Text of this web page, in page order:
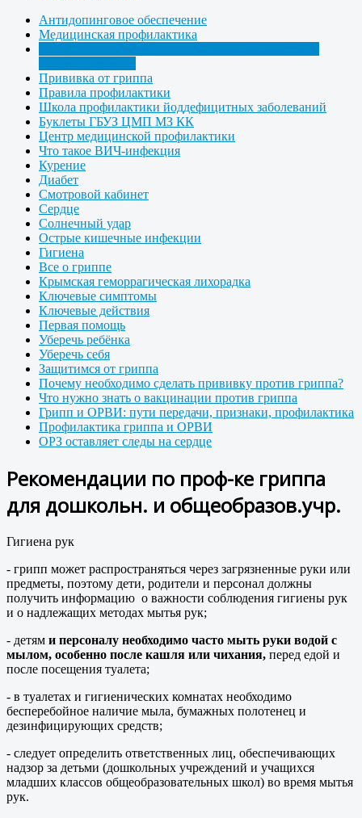
Антидопинговое обеспечение
Медицинская профилактика
Прививка от гриппа
Правила профилактики
Школа профилактики йоддефицитных заболеваний
Буклеты ГБУЗ ЦМП МЗ КК
Центр медицинской профилактики
Что такое ВИЧ-инфекция
Курение
Диабет
Смотровой кабинет
Сердце
Солнечный удар
Острые кишечные инфекции
Гигиена
Все о гриппе
Крымская геморрагическая лихорадка
Ключевые симптомы
Ключевые действия
Первая помощь
Уберечь ребёнка
Уберечь себя
Защитимся от гриппа
Почему необходимо сделать прививку против гриппа?
Что нужно знать о вакцинации против гриппа
Грипп и ОРВИ: пути передачи, признаки, профилактика
Профилактика гриппа и ОРВИ
ОРЗ оставляет следы на сердце
Рекомендации по проф-ке гриппа
для дошкольн. и общеобразов.учр.
Гигиена рук
- грипп может распространяться через загрязненные руки или
предметы, поэтому дети, родители и персонал должны
получить информацию о важности соблюдения гигиены рук
и о надлежащих методах мытья рук;
- детям и персоналу необходимо часто мыть руки водой с
мылом, особенно после кашля или чихания, перед едой и
после посещения туалета;
- в туалетах и гигиенических комнатах необходимо
бесперебойное наличие мыла, бумажных полотенец и
дезинфицирующих средств;
- следует определить ответственных лиц, обеспечивающих
надзор за детьми (дошкольных учреждений и учащихся
младших классов общеобразовательных школ) во время мытья
рук.